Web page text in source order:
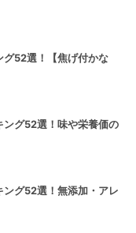
グ52選！【焦げ付かな
ング52選！味や栄養価の
ング52選！無添加・アレ